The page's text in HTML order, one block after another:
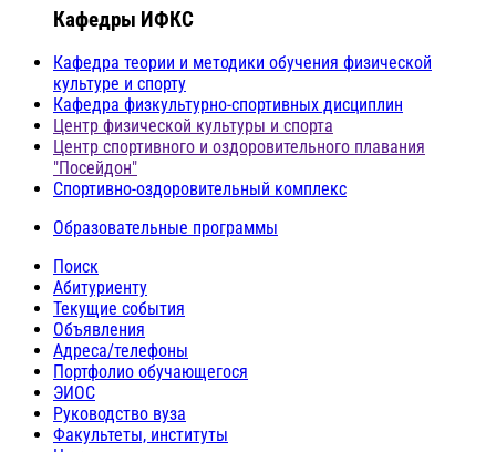
Кафедры ИФКС
Кафедра теории и методики обучения физической
культуре и спорту
Кафедра физкультурно-спортивных дисциплин
Центр физической культуры и спорта
Центр спортивного и оздоровительного плавания
"Посейдон"
Спортивно-оздоровительный комплекс
Образовательные программы
Поиск
Абитуриенту
Текущие события
Объявления
Адреса/телефоны
Портфолио обучающегося
ЭИОС
Руководство вуза
Факультеты, институты